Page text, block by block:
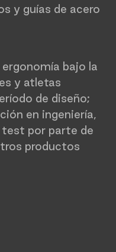
y guías de acero
bajo la
y atletas
de diseño;
en ingeniería,
por parte de
productos